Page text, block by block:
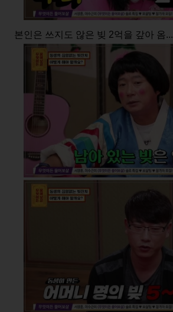
본인은 쓰지도 않은 빚 2억을 갚아 옴...